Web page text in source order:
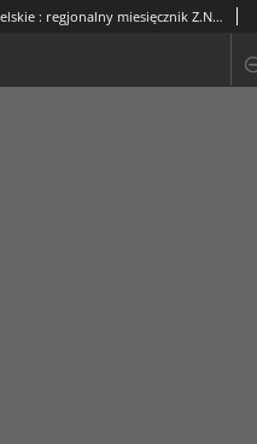
Ognisko Nauczycielskie : regjonalny miesięcznik Z.N.P. poświęcony sprawom organizacyjnym, zawodowym i społecznym, zagadnieniom oświatowym i szkolnym. R. 10, 1937/38 Nr 1 (87)